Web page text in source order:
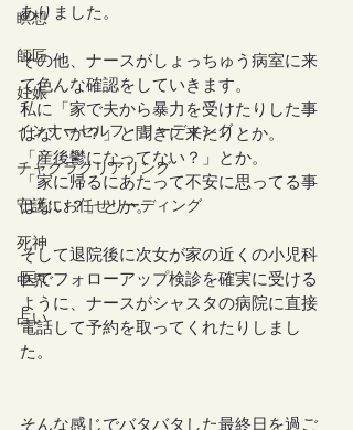
瞑想
師匠
妊娠
インナーセルフ・リーディング
チャクラクリアリング
守護にお任せリーディング
死神
中界
占い
ありました。
その他、ナースがしょっちゅう病室に来
て色んな確認をしていきます。
私に「家で夫から暴力を受けたりした事
はないか？」と聞きに来たりとか。
「産後鬱になってない？」とか。
「家に帰るにあたって不安に思ってる事
はない？」とか。
そして退院後に次女が家の近くの小児科
医でフォローアップ検診を確実に受ける
ように、ナースがシャスタの病院に直接
電話して予約を取ってくれたりしまし
た。
そんな感じでバタバタした最終日を過ご